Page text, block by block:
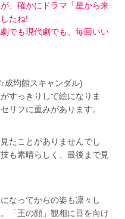
、確かにドラマ「星から来
たね!
でも現代劇でも、毎回いい
均館スキャンダル)
すっきりして絵になりま
リフに重みがあります。
たことがありませんでし
も素晴らしく、最後まで見
なってからの姿も凛々し
「王の顔」観相に目を向け